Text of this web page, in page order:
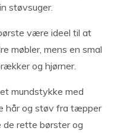
støvsuger.
være ideel til at
møbler, mens en smal
og hjørner.
mundstykke med
hår og støv fra tæpper
rette børster og